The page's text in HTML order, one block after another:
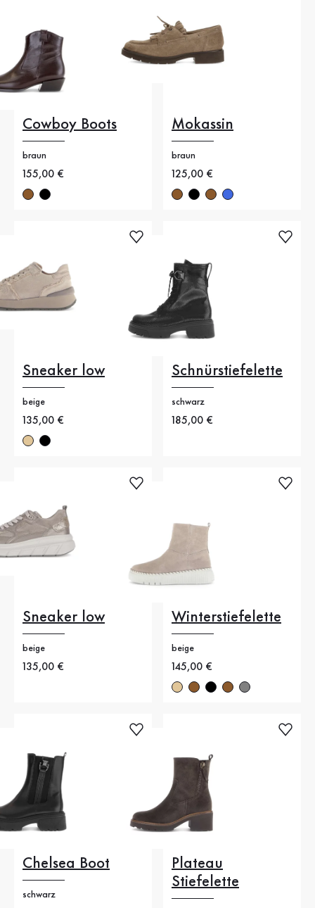
Cowboy Boots
braun
Neuer Preis
155,00 €
Mokassin
braun
Neuer Preis
125,00 €
Sneaker low
beige
Neuer Preis
135,00 €
Schnürstiefelette
schwarz
Neuer Preis
185,00 €
Sneaker low
beige
Neuer Preis
135,00 €
Winterstiefelette
beige
Neuer Preis
145,00 €
Chelsea Boot
schwarz
Plateau
Stiefelette